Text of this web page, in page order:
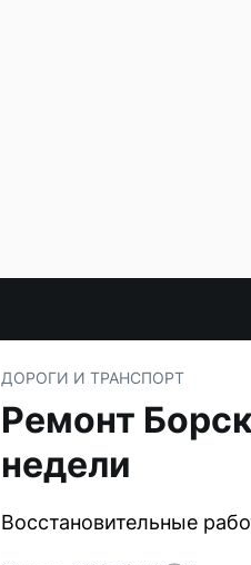
ДОРОГИ И ТРАНСПОРТ
Ремонт
недели
Восстановительные